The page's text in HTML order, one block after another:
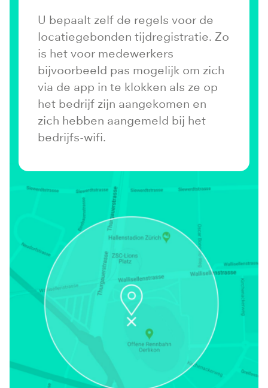
U bepaalt zelf de regels voor de
locatiegebonden tijdregistratie. Zo
is het voor medewerkers
bijvoorbeeld pas mogelijk om zich
via de app in te klokken als ze op
het bedrijf zijn aangekomen en
zich hebben aangemeld bij het
bedrijfs-wifi.